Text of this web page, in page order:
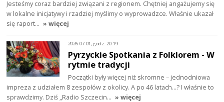
Jesteśmy coraz bardziej związani z regionem. Chętniej angażujemy się
w lokalne inicjatywy i rzadziej myślimy o wyprowadzce. Właśnie ukazał
się raport… » więcej
2026-07-01, godz. 20:19
Pyrzyckie Spotkania z Folklorem - W
rytmie tradycji
Początki były więcej niż skromne – jednodniowa
impreza z udziałem 8 zespołów z okolicy. A po 46 latach…? I właśnie to
sprawdzimy. Dziś „Radio Szczecin… » więcej